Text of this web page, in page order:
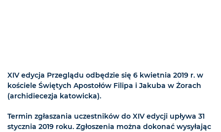
XIV edycja Przeglądu odbędzie się 6 kwietnia 2019 r. w
kościele Świętych Apostołów Filipa i Jakuba w Żorach
(archidiecezja katowicka).
Termin zgłaszania uczestników do XIV edycji upływa 31
stycznia 2019 roku. Zgłoszenia można dokonać wysyłając